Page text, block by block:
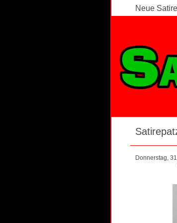
Neue Satire
Donnerstag,